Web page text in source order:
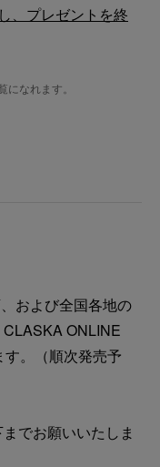
、プレゼントを終
なれます。
および全国各地の
ONLINE
。（順次発売予
でお願いいたしま